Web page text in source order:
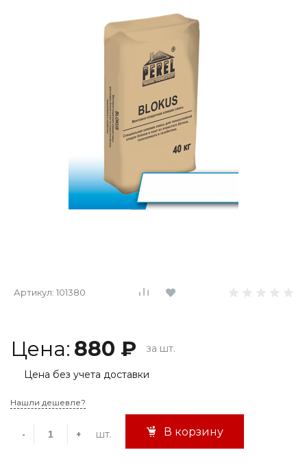
Артикул: 101380
Цена: 880 ₽ за шт.
Цена без учета доставки
Нашли дешевле?
- + шт. В корзину